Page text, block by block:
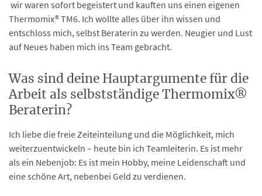
wir waren sofort begeistert und kauften uns einen eigenen
Thermomix® TM6. Ich wollte alles über ihn wissen und
entschloss mich, selbst Beraterin zu werden. Neugier und Lust
auf Neues haben mich ins Team gebracht.
Was sind deine Hauptargumente für die
Arbeit als selbstständige Thermomix®
Beraterin?
Ich liebe die freie Zeiteinteilung und die Möglichkeit, mich
weiterzuentwickeln – heute bin ich Teamleiterin. Es ist mehr
als ein Nebenjob: Es ist mein Hobby, meine Leidenschaft und
eine schöne Art, nebenbei Geld zu verdienen.